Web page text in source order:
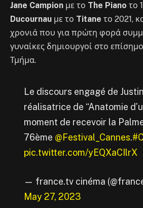
Jane Campion με το The Piano το
Ducournau με το Titane το 2021,
χρονιά που για πρώτη φορά
γυναίκες δημιουργοί στο
Τμήμα.
Le discours engagé de
réalisatrice de “Anatomie
moment de recevoir la
76ème @Festival_Cannes.
pic.twitter.com/yEQXaCIlrX
— france.tv cinéma
May 27, 2023